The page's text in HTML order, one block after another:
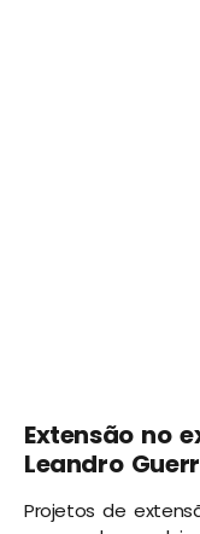
Extensão no
Leandro
Projetos de